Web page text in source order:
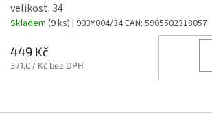
velikost: 34
Skladem (9 ks) | 903Y004/34EAN: 5905502318057
449 Kč
371,07 Kč bez DPH